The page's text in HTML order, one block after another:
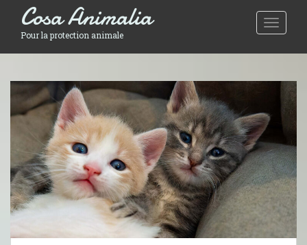
Toggle
Cosa Animalia
Pour la protection animale